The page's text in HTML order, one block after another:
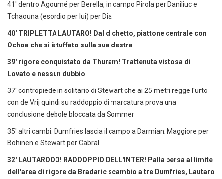
41' dentro Agoumé per Berella, in campo Pirola per Daniliuc e
Tchaouna (esordio per lui) per Dia
40' TRIPLETTA LAUTARO! Dal dichetto, piattone centrale con
Ochoa che si è tuffato sulla sua destra
39' rigore conquistato da Thuram! Trattenuta vistosa di
Lovato e nessun dubbio
37' contropiede in solitario di Stewart che ai 25 metri regge l'urto
con de Vrij quindi su raddoppio di marcatura prova una
conclusione debole bloccata da Sommer
35' altri cambi: Dumfries lascia il campo a Darmian, Maggiore per
Bohinen e Stewart per Cabral
32' LAUTAROOO! RADDOPPIO DELL'INTER! Palla persa al limite
dell'area di rigore da Bradaric scambio a tre Dumfries, Lautaro